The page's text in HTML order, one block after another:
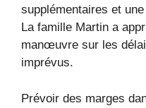
supplémentaires et
La famille Martin a
manœuvre sur les
imprévus.
Prévoir des marges